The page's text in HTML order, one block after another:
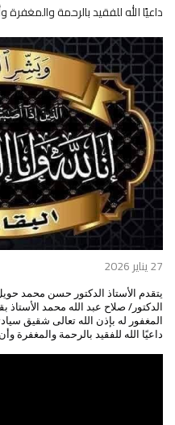
داعيًا الله للفقيد بالرحمة والمغفرة
27 يناير 2026
داعيًا الله للفقيد بالرحمة والمغفرة